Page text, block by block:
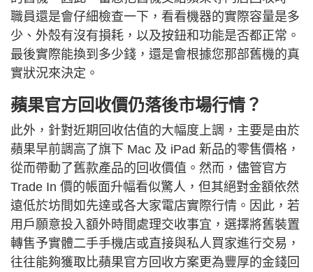
職員還是會仔細檢查一下，看看機器的實際容量是多
少、外殼有沒有損耗，以及按鈕和功能是否都正常。
最後實際能換到多少錢，還是會根據您那部舊機的真
實狀況來決定。
蘋果官方回收價仍落後市場行情？
此外，針對近期回收估值的大幅度上調，主要是由於
蘋果早前調高了旗下 Mac 及 iPad 新品的零售價格，
從而帶動了舊款產品的回收價值。然而，儘管官方
Trade In 價的帳面升幅看似驚人，但其絕對金額依然
遠低於坊間如先達或各大家電店實際行情。因此，若
用戶願意投入額外時間處理交收事宜，選擇將舊裝置
轉售予實體二手手機店或直接與私人買家進行交易，
往往能夠獲取比蘋果官方回收方案更為豐厚的金錢回